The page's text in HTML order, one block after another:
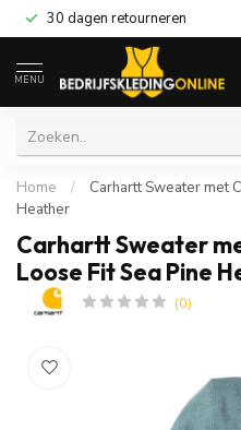
30 dagen retourneren
MENU
Home /
Carhartt Sweater met
Heather
Carhartt Sweater
Loose Fit Sea Pine
(0)